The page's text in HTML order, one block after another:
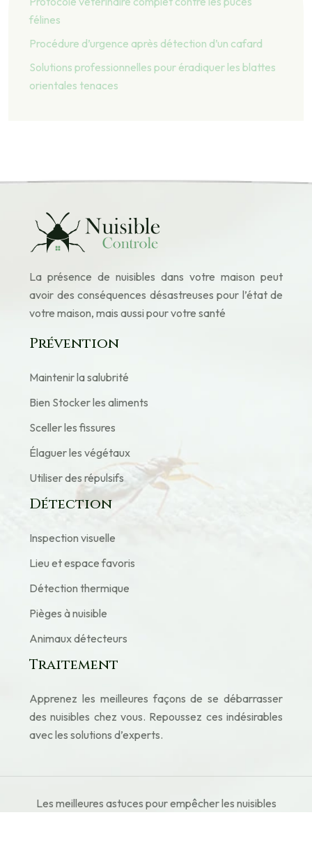
félines
Procédure d’urgence après détection d’un cafard
Solutions professionnelles pour éradiquer les blattes
orientales tenaces
La présence de nuisibles dans votre maison peut
avoir des conséquences désastreuses pour l’état de
votre maison, mais aussi pour votre santé
Prévention
Maintenir la salubrité
Bien Stocker les aliments
Sceller les fissures
Élaguer les végétaux
Utiliser des répulsifs
Détection
Inspection visuelle
Lieu et espace favoris
Détection thermique
Pièges à nuisible
Animaux détecteurs
Traitement
Apprenez les meilleures façons de se débarrasser
des nuisibles chez vous. Repoussez ces indésirables
avec les solutions d’experts.
Les meilleures astuces pour empêcher les nuisibles